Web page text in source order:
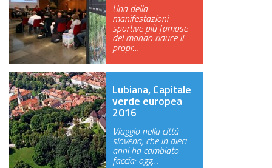
Una della
manifestazioni
sportive più famose
del mondo riduce il
propr…
Lubiana, Capitale
verde europea
2016
Viaggio nella città
slovena, che in dieci
anni ha cambiato
faccia: ogg…